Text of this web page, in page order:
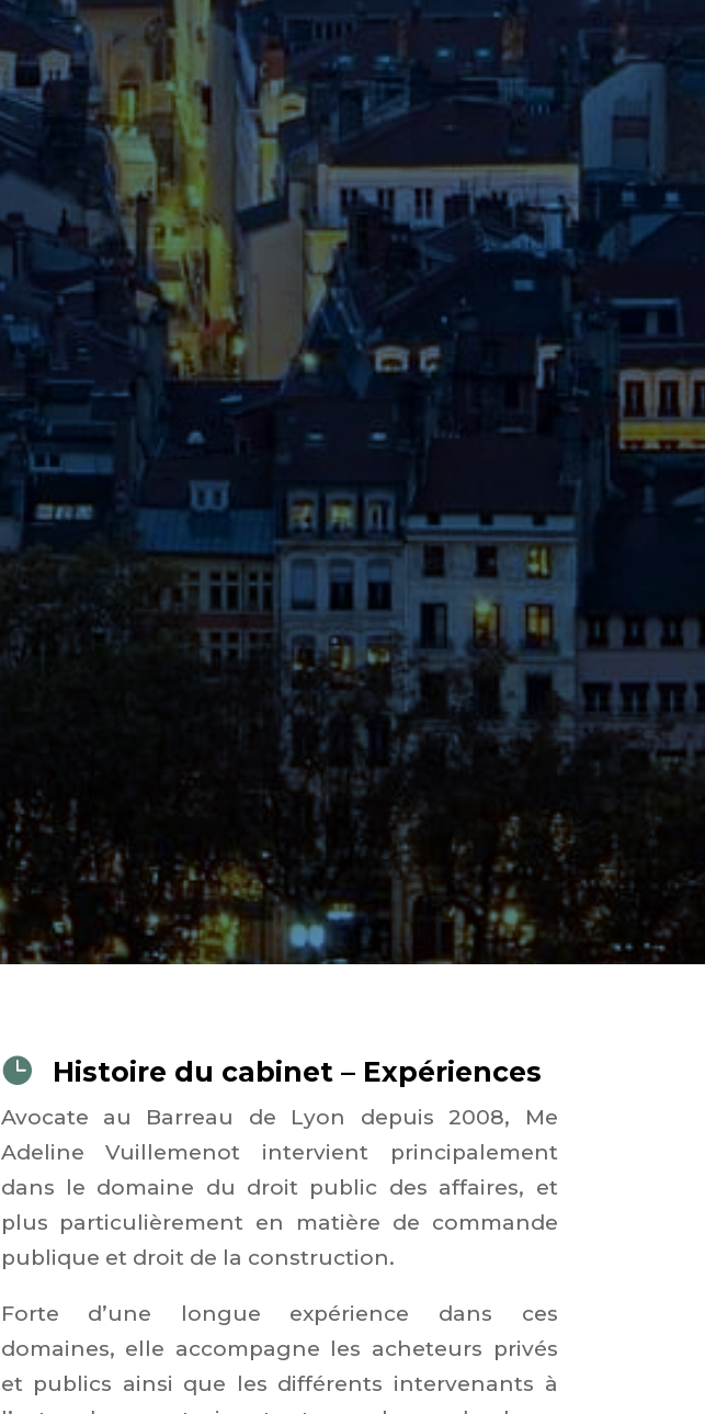
 Histoire du cabinet – Expériences
Avocate au Barreau de Lyon depuis 2008, Me
Adeline Vuillemenot intervient principalement
dans le domaine du droit public des affaires, et
plus particulièrement en matière de commande
publique et droit de la construction.
Forte d’une longue expérience dans ces
domaines, elle accompagne les acheteurs privés
et publics ainsi que les différents intervenants à